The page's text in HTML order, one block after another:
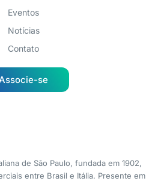
Eventos
Notícias
Contato
se
de São Paulo, fundada em 1902,
entre Brasil e Itália. Presente em